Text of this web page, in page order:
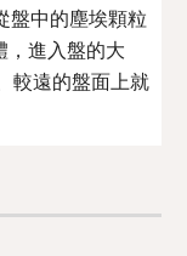
盤中的塵埃顆粒
，進入盤的大
較遠的盤面上就